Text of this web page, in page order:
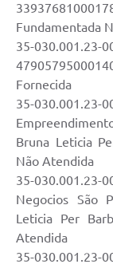
Fundamentada
35-030.001.23-
Fornecida
35-
Bruna Leticia
Não Atendida
35-030.001.23-
Negocios São
Leticia Per
Atendida
35-030.001.23-